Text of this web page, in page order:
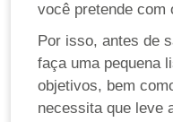
você pretende com
Por isso, antes de
faça uma pequena
objetivos, bem
necessita que leve